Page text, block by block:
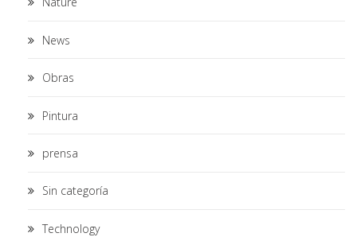
News
Obras
Pintura
prensa
Sin categoría
Technology